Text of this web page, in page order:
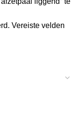
Vereiste velden